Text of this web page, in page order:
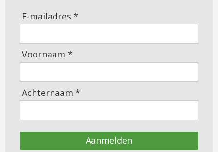
nu ongeveer een jaar aan de slag. Het
voldoende te doen.
we tot nu toe gedaan en gerealiseerd
E-mailadres *
Voornaam *
Achternaam *
Aanmelden